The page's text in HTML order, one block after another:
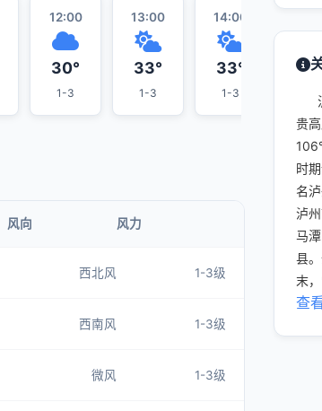
12:00
30°
1-3
13:00
33°
1-3
14:00
33°
1-3 1-3
风向 风力
西北风 1-3级
西南风 1-3级
微风 1-3级
泸
贵
时
名泸
泸
马
县
末
查